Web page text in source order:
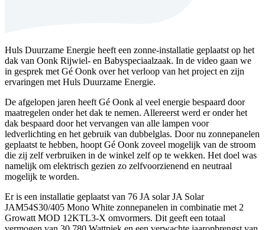
Huls Duurzame Energie heeft een zonne-installatie geplaatst op het
dak van Oonk Rijwiel- en Babyspeciaalzaak. In de video gaan we
in gesprek met Gé Oonk over het verloop van het project en zijn
ervaringen met Huls Duurzame Energie.
De afgelopen jaren heeft Gé Oonk al veel energie bespaard door
maatregelen onder het dak te nemen. Allereerst werd er onder het
dak bespaard door het vervangen van alle lampen voor
ledverlichting en het gebruik van dubbelglas. Door nu zonnepanelen
geplaatst te hebben, hoopt Gé Oonk zoveel mogelijk van de stroom
die zij zelf verbruiken in de winkel zelf op te wekken. Het doel was
namelijk om elektrisch gezien zo zelfvoorzienend en neutraal
mogelijk te worden.
Er is een installatie geplaatst van 76 JA solar JA Solar
JAM54S30/405 Mono White zonnepanelen in combinatie met 2
Growatt MOD 12KTL3-X omvormers. Dit geeft een totaal